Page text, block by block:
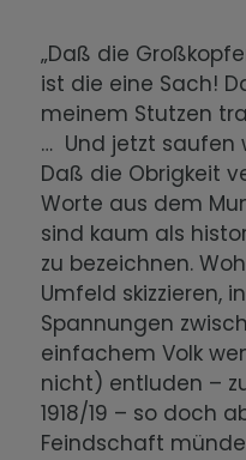
„Daß die
ist die eine Sach!
meinem Stutzen
… Und jetzt saufen
Daß die Obrigkeit
Worte aus dem
sind kaum als
zu bezeichnen.
Umfeld skizzieren,
Spannungen
einfachem Volk
nicht) entluden –
1918/19 – so doch
Feindschaft